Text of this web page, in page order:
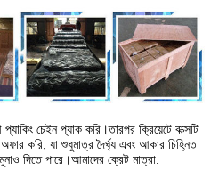
চেইন প্যাক করি।তারপর ক্রিয়েটে বাক্সটি
করি, যা শুধুমাত্র দৈর্ঘ্য এবং আকার চিহ্নিত
দিতে পারে।আমাদের ক্রেট মাত্রা: